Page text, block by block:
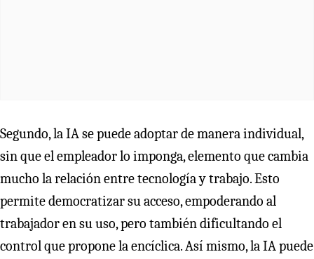
Segundo, la IA se puede adoptar de manera individual,
sin que el empleador lo imponga, elemento que cambia
mucho la relación entre tecnología y trabajo. Esto
permite democratizar su acceso, empoderando al
trabajador en su uso, pero también dificultando el
control que propone la encíclica. Así mismo, la IA puede